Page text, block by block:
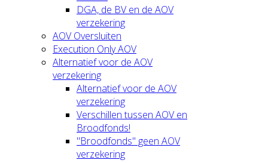
DGA, de BV en de AOV
verzekering
AOV Oversluiten
Execution Only AOV
Alternatief voor de AOV
verzekering
Alternatief voor de AOV
verzekering
Verschillen tussen AOV en
Broodfonds!
"Broodfonds" geen AOV
verzekering